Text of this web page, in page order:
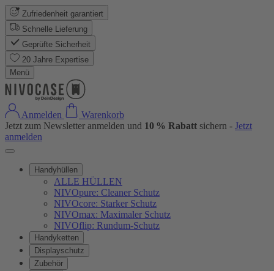
Zufriedenheit garantiert
Schnelle Lieferung
Geprüfte Sicherheit
20 Jahre Expertise
Menü
Anmelden
Warenkorb
Jetzt zum Newsletter anmelden und 10 % Rabatt sichern - Jetzt
anmelden
Handyhüllen
ALLE HÜLLEN
NIVOpure: Cleaner Schutz
NIVOcore: Starker Schutz
NIVOmax: Maximaler Schutz
NIVOflip: Rundum-Schutz
Handyketten
Displayschutz
Zubehör